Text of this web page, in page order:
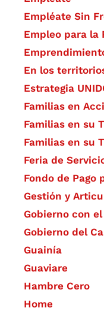
Empléate Sin
Empleo para la
En los
Estrategia
Familias en
Familias en su
Familias en su
Feria de
Fondo de Pago
Gestión y
Gobierno con
Gobierno del
Guainía
Guaviare
Hambre Cero
Home